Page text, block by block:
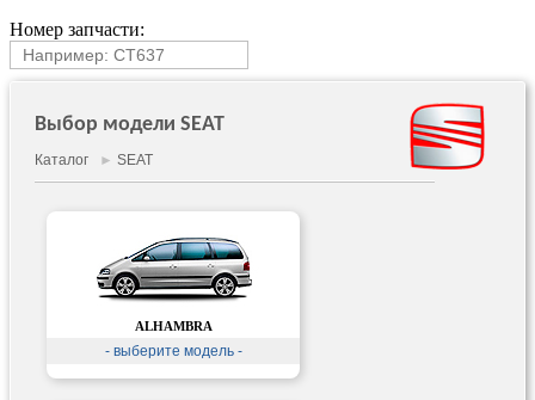
Номер запчасти:
Выбор модели SEAT
Каталог ► SEAT
ALHAMBRA
- выберите модель -